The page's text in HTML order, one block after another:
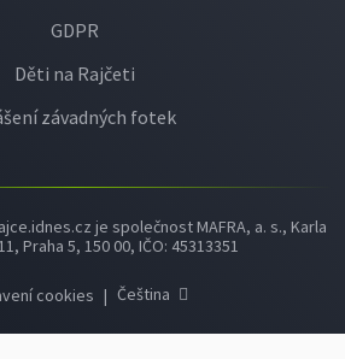
GDPR
Děti na Rajčeti
závadných fotek
je společnost MAFRA, a. s., Karla
Praha 5, 150 00, IČO: 45313351
cookies | Čeština